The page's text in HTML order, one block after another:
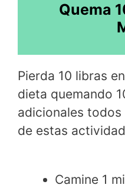
Quema
Pierda 10 libras
dieta quemando
adicionales todos
de estas
Camine 1